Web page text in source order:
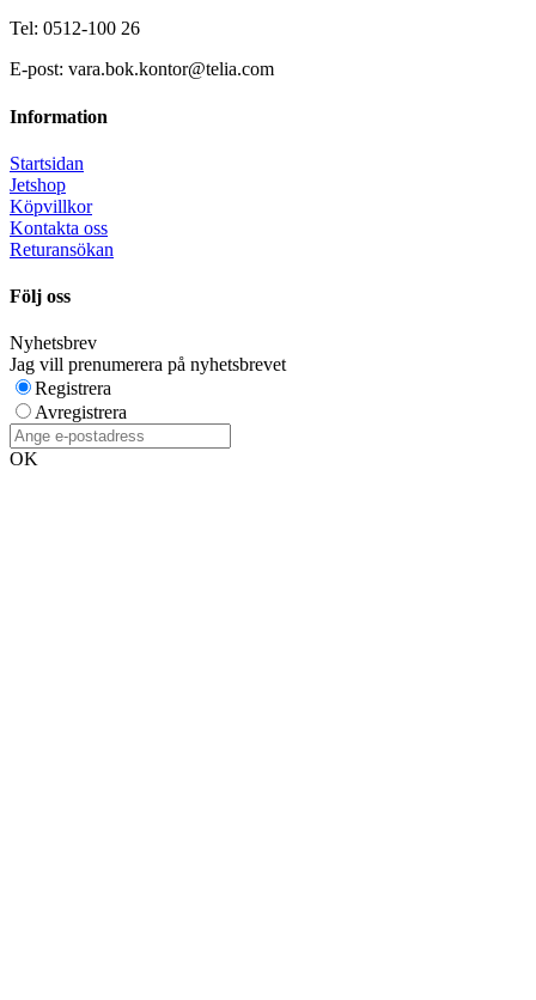
Tel: 0512-100 26
E-post: vara.bok.kontor@telia.com
Information
Startsidan
Jetshop
Köpvillkor
Kontakta oss
Returansökan
Följ oss
Nyhetsbrev
Jag vill prenumerera på nyhetsbrevet
Registrera
Avregistrera
OK